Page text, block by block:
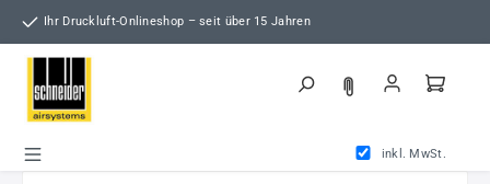
Zum Hauptinhalt springen
Ihr Druckluft-Onlineshop – seit über 15 Jahren
inkl. MwSt.